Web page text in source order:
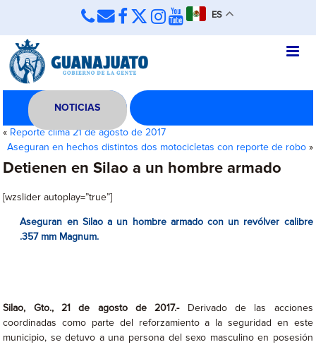
ES
NOTICIAS
« Reporte clima 21 de agosto de 2017
Aseguran en hechos distintos dos motocicletas con reporte de robo»
Detienen en Silao a un hombre armado
[wzslider autoplay=”true”]
Aseguran en Silao a un hombre armado con un revólver calibre
.357 mm Magnum.
Silao, Gto., 21 de agosto de 2017.-Derivado de las acciones
coordinadas como parte del reforzamiento a la seguridad en este
municipio, se detuvo a una persona del sexo masculino en posesión